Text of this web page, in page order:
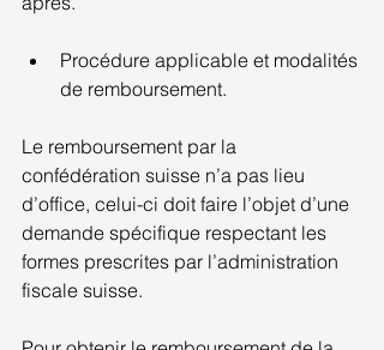
Procédure applicable et modalités
de remboursement.
Le remboursement par la
confédération suisse n’a pas lieu
d’office, celui-ci doit faire l’objet d’une
demande spécifique respectant les
formes prescrites par l’administration
fiscale suisse.